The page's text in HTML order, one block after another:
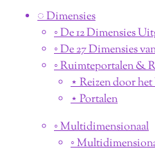
◌ Dimensies
◦ De 12 Dimensies
◦ De 27 Dimensies
◦ Ruimteportalen &
⋆ Reizen door
⋆ Portalen
◦ Multidimensionaal
◦